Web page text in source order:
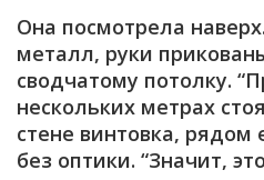
Она посмотрела
металл, руки
сводчатому потолку.
нескольких метрах
стене винтовка,
без оптики. “Значит,